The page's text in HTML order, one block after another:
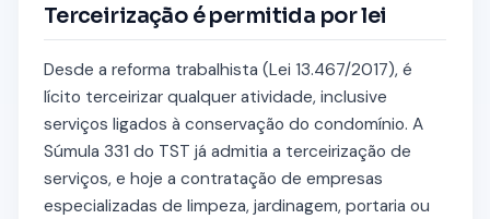
Terceirização é permitida por lei
Desde a reforma trabalhista (Lei 13.467/2017), é
lícito terceirizar qualquer atividade, inclusive
serviços ligados à conservação do condomínio. A
Súmula 331 do TST já admitia a terceirização de
serviços, e hoje a contratação de empresas
especializadas de limpeza, jardinagem, portaria ou